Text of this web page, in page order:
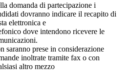
domanda di partecipazione i
dovranno indicare il recapito di
elettronica e
dove intendono ricevere le
saranno prese in considerazione
inoltrate tramite fax o con
altro mezzo